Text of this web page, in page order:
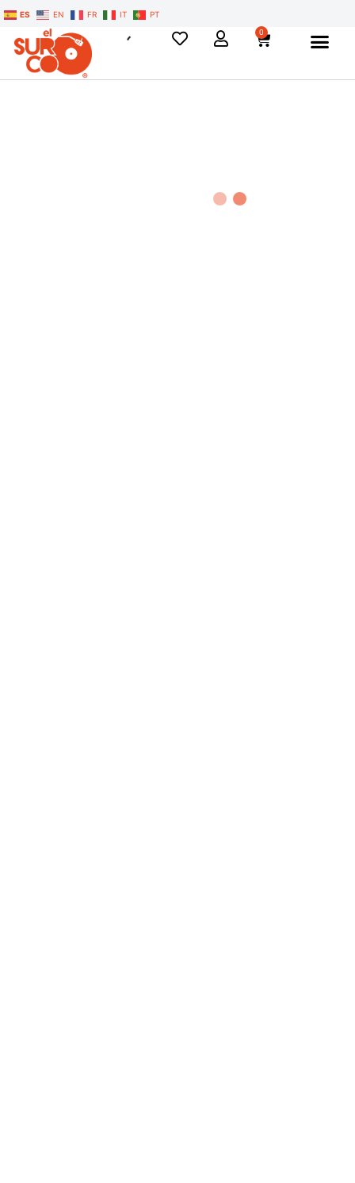
ES EN FR IT PT
0